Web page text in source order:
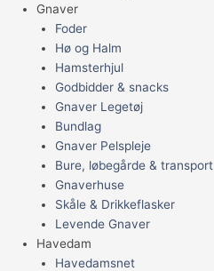
Gnaver
Foder
Hø og Halm
Hamsterhjul
Godbidder & snacks
Gnaver Legetøj
Bundlag
Gnaver Pelspleje
Bure, løbegårde & transport
Gnaverhuse
Skåle & Drikkeflasker
Levende Gnaver
Havedam
Havedamsnet